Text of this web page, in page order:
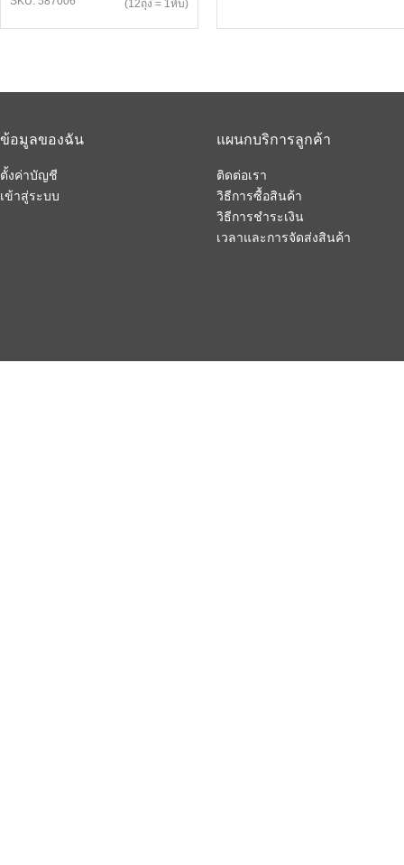
(12ถุง = 1หีบ)
ข้อมูลของฉัน
ตั้งค่าบัญชี
เข้าสู่ระบบ
แผนกบริการลูกค้า
ติดต่อเรา
วิธีการซื้อสินค้า
วิธีการชำระเงิน
เวลาและการจัดส่งสินค้า